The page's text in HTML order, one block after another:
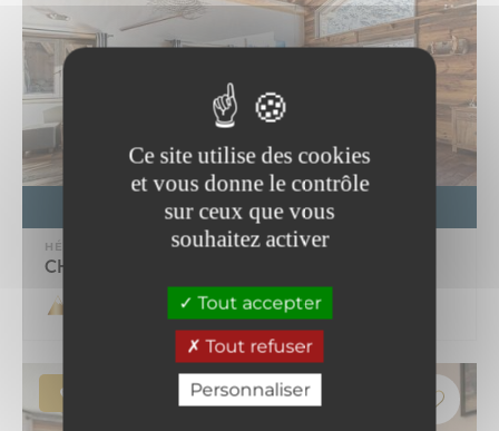
Ce site utilise des cookies
et vous donne le contrôle
sur ceux que vous
souhaitez activer
Tout accepter
Tout refuser
Personnaliser
RÉSERVER
HÉBERGEMENT
CHALET DU GARIOT 8 Pers. max
BONNEVAL SUR ARC